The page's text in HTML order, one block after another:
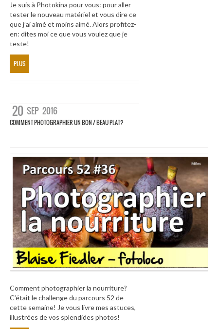
Je suis à Photokina pour vous: pour aller
tester le nouveau matériel et vous dire ce
que j’ai aimé et moins aimé. Alors profitez-
en: dites moi ce que vous voulez que je
teste!
PLUS
20 SEP 2016
COMMENT PHOTOGRAPHIER UN BON / BEAU PLAT?
Comment photographier la nourriture?
C’était le challenge du parcours 52 de
cette semaine! Je vous livre mes astuces,
illustrées de vos splendides photos!